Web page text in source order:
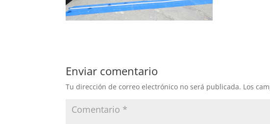
Enviar comentario
Tu dirección de correo electrónico no será publicada. Los